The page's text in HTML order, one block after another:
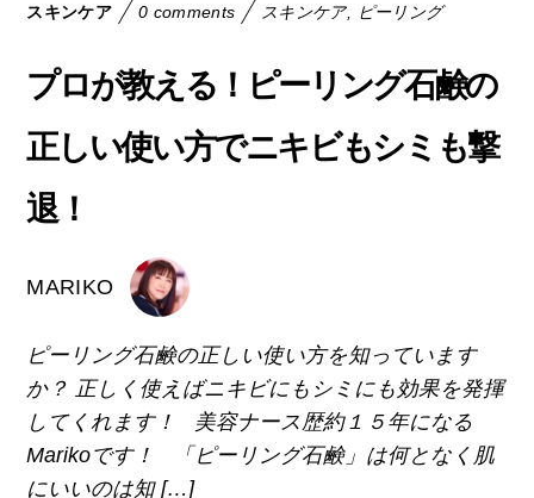
スキンケア 0 comments スキンケア, ピーリング
プロが教える！ピーリング石鹸の
正しい使い方でニキビもシミも撃
退！
MARIKO
ピーリング石鹸の正しい使い方を知っています
か？ 正しく使えばニキビにもシミにも効果を発揮
してくれます！ 美容ナース歴約１５年になる
Marikoです！ 「ピーリング石鹸」は何となく肌
にいいのは知 […]